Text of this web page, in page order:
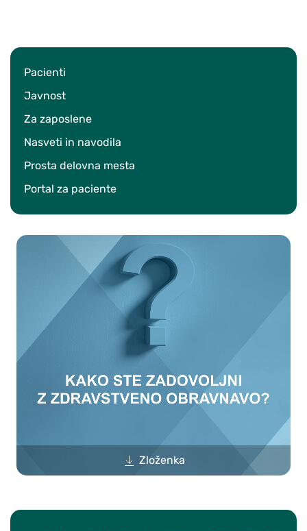
Pacienti
Javnost
Za zaposlene
Nasveti in navodila
Prosta delovna mesta
Portal za paciente
Zloženka